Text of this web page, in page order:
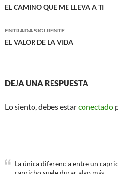
de
entradas
EL CAMINO QUE ME LLEVA A TI
ENTRADA SIGUIENTE
EL VALOR DE LA VIDA
DEJA UNA RESPUESTA
Lo siento, debes estarconectado
La única diferencia entre un
capricho suele durar algo más.